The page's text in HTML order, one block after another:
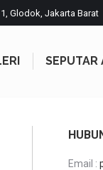
Glodok, Jakarta Barat
SEPUTAR
Email :
SEPUTAR